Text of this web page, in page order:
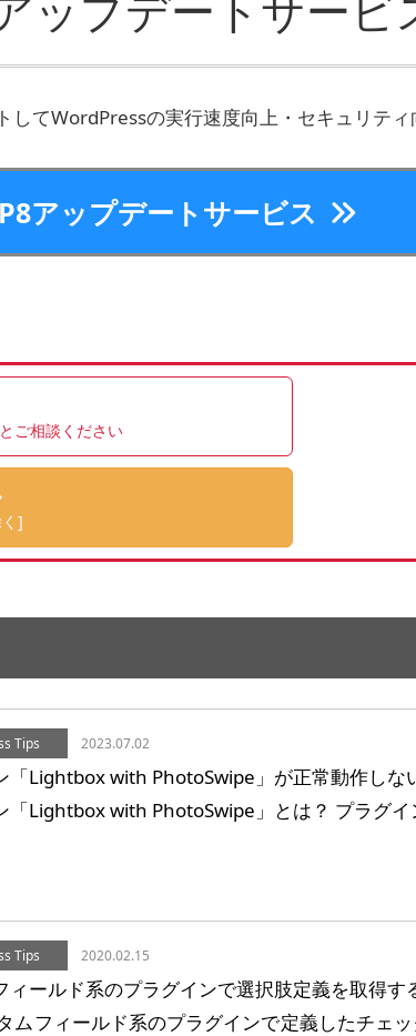
してWordPressの実行速度向上・セキュリティ
アップデートサービス
ご相談ください
]
Tips 2023.07.02
「Lightbox with PhotoSwipe」が正常動作しな
「Lightbox with PhotoSwipe」とは？ プラグ
Tips 2020.02.15
ィールド系のプラグインで選択肢定義を取得す
ムフィールド系のプラグインで定義したチェ